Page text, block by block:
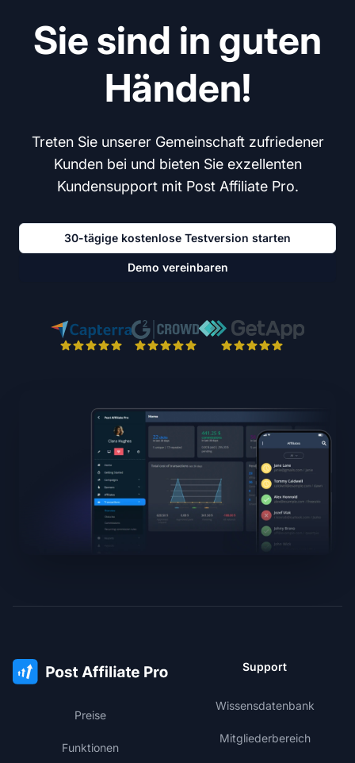
Sie sind in guten
Händen!
Treten Sie unserer Gemeinschaft zufriedener
Kunden bei und bieten Sie exzellenten
Kundensupport mit Post Affiliate Pro.
30-tägige kostenlose Testversion starten
Demo vereinbaren
Preise
Funktionen
Support
Wissensdatenbank
Mitgliederbereich